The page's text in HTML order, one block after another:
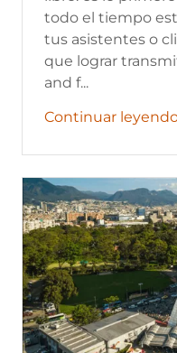
todo el tiempo
tus asistentes o
que lograr
and f...
Continuar